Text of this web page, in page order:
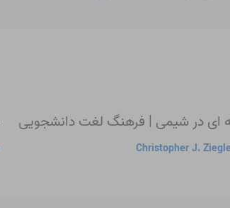
ای در شیمی | فرهنگ لغت دانشجویی
Christopher J.